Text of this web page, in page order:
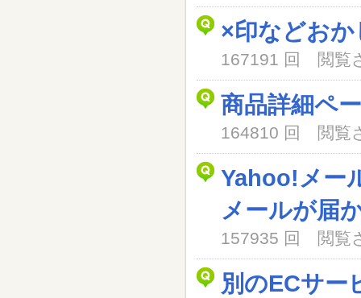
×印などお
167191 回 閲覧
商品詳細ペ
164810 回 閲覧
Yahoo!メー
メールが届
157935 回 閲覧
別のECサー